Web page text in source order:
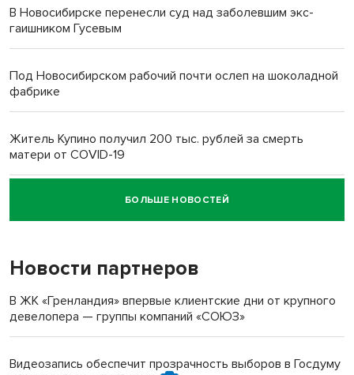
В Новосибирске перенесли суд над заболевшим экс-
гаишником Гусевым
Под Новосибирском рабочий почти ослеп на шоколадной
фабрике
Житель Купино получил 200 тыс. рублей за смерть
матери от COVID-19
Новосибирский суд наказал водителя за смерть
пенсионерки на вокзале
БОЛЬШЕ НОВОСТЕЙ
Новости партнеров
В ЖК «Гренландия» впервые клиентские дни от крупного
девелопера — группы компаний «СОЮЗ»
Видеозапись обеспечит прозрачность выборов в Госдуму